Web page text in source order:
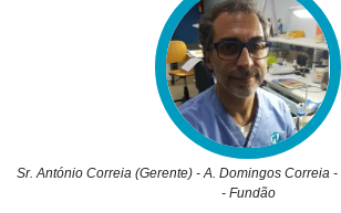
Sr. António Correia (Gerente) - A. Domingos Correia
- Fundão